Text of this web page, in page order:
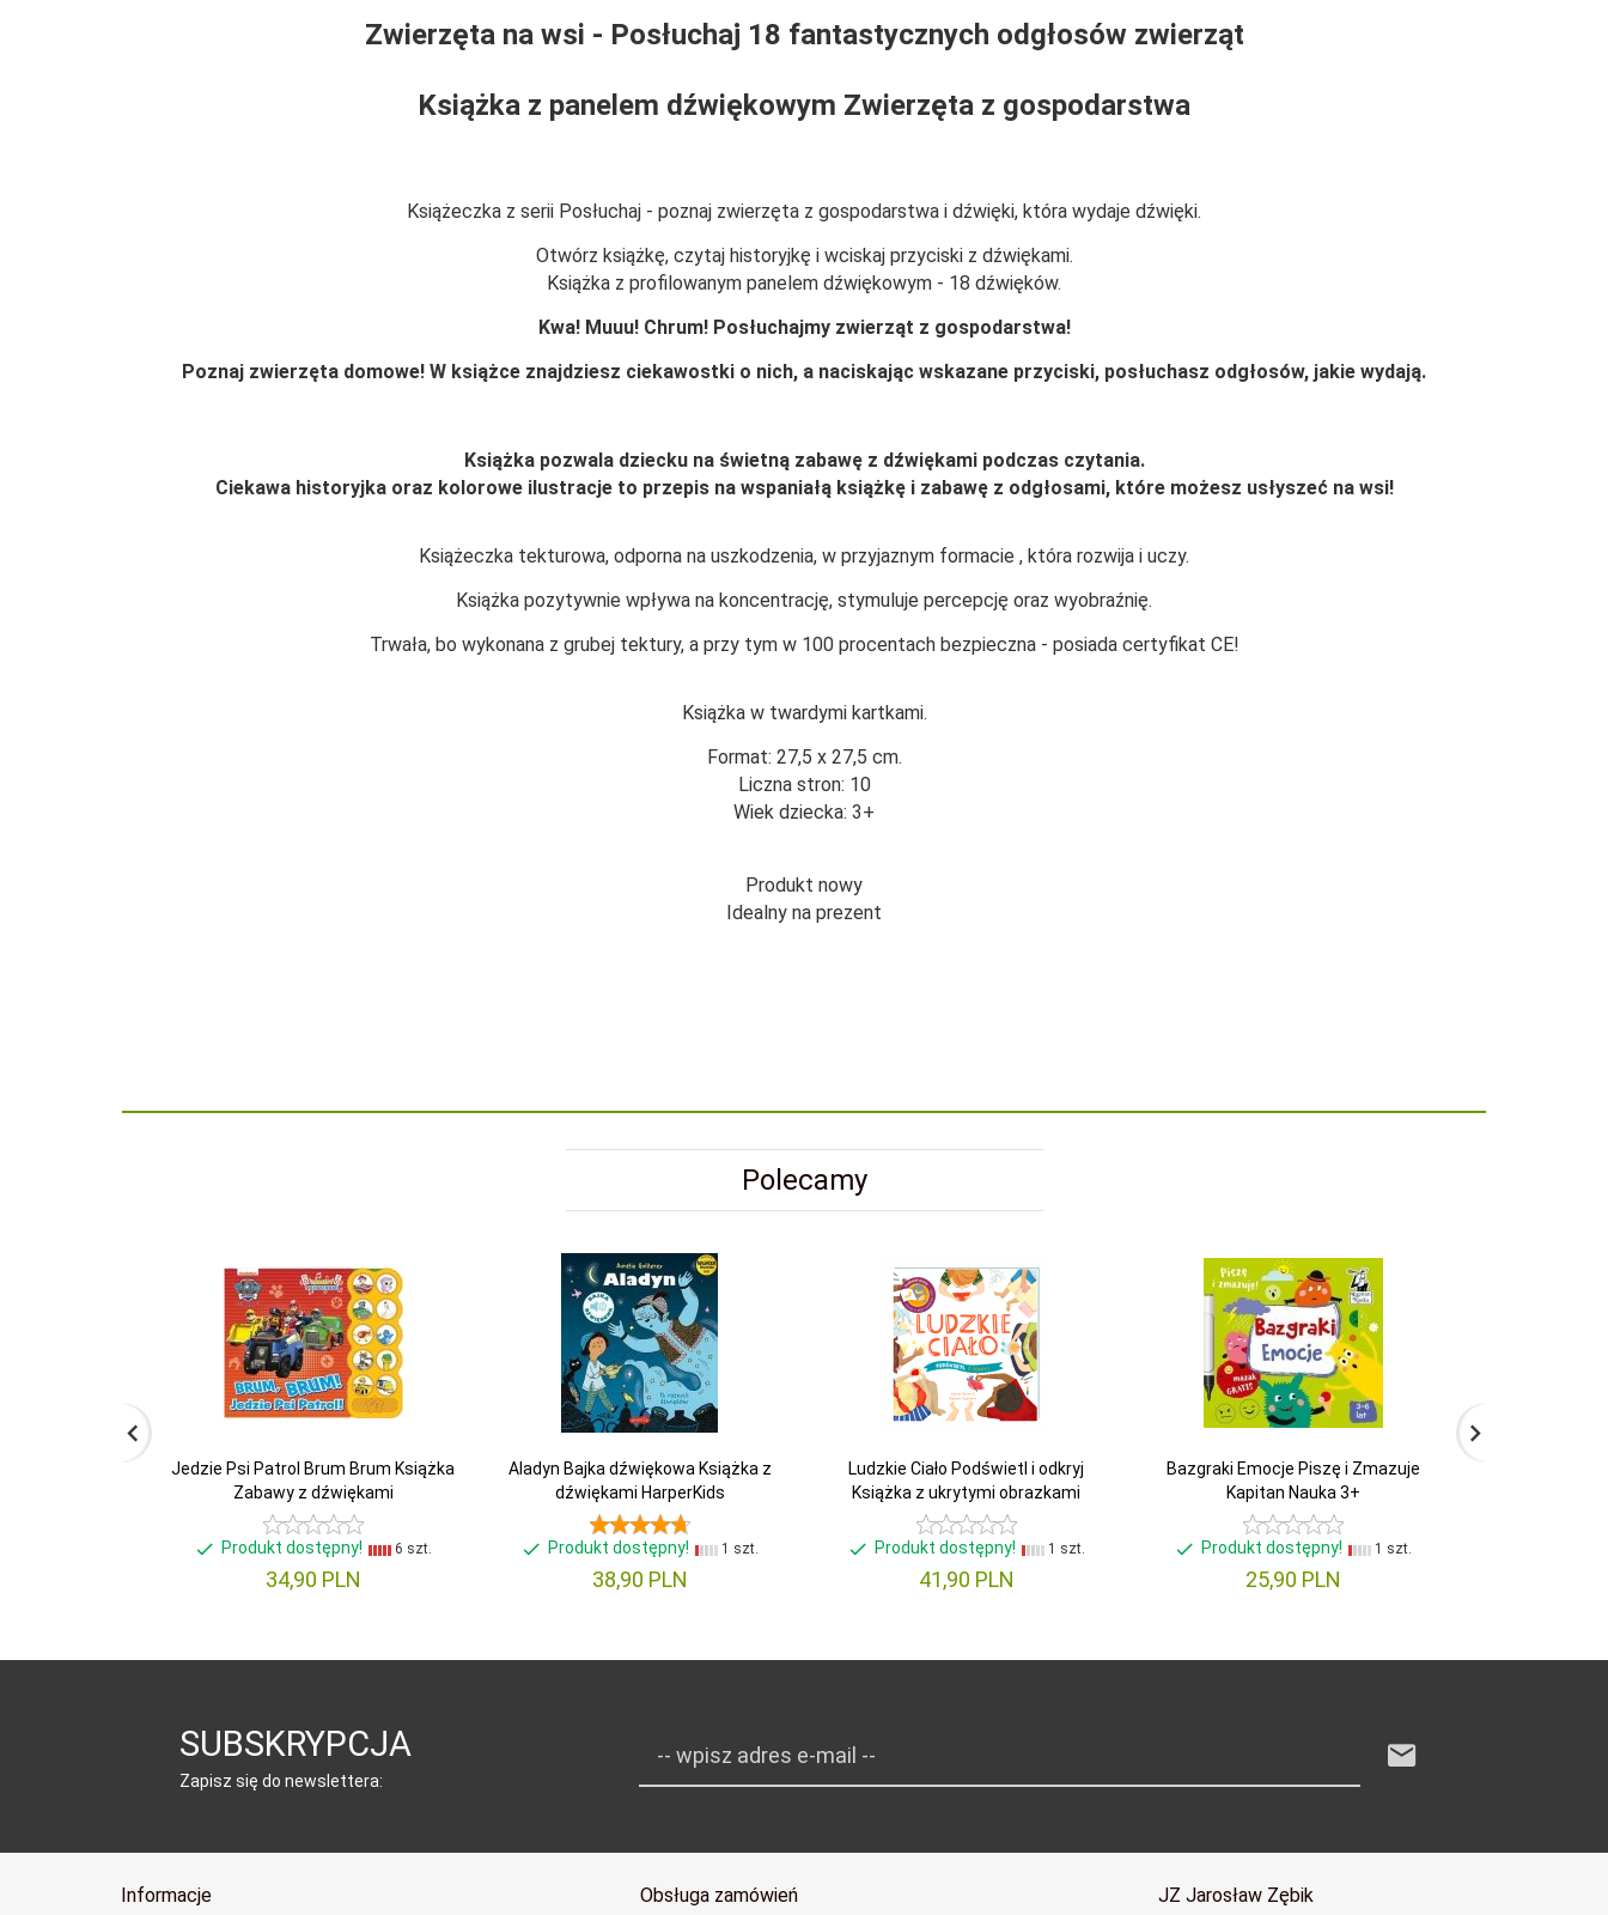
Zwierzęta na wsi - Posłuchaj 18 fantastycznych odgłosów zwierząt
Książka z panelem dźwiękowym Zwierzęta z gospodarstwa
Książeczka z serii Posłuchaj - poznaj zwierzęta z gospodarstwa i dźwięki, która wydaje dźwięki.
Otwórz książkę, czytaj historyjkę i wciskaj przyciski z dźwiękami.
Książka z profilowanym panelem dźwiękowym - 18 dźwięków.
Kwa! Muuu! Chrum! Posłuchajmy zwierząt z gospodarstwa!
Poznaj zwierzęta domowe! W książce znajdziesz ciekawostki o nich, a naciskając wskazane przyciski, posłuchasz odgłosów, jakie wydają.
Książka pozwala dziecku na świetną zabawę z dźwiękami podczas czytania.
Ciekawa historyjka oraz kolorowe ilustracje to przepis na wspaniałą książkę i zabawę z odgłosami, które możesz usłyszeć na wsi!
Książeczka tekturowa, odporna na uszkodzenia, w przyjaznym formacie , która rozwija i uczy.
Książka pozytywnie wpływa na koncentrację, stymuluje percepcję oraz wyobraźnię.
Trwała, bo wykonana z grubej tektury, a przy tym w 100 procentach bezpieczna - posiada certyfikat CE!
Książka w twardymi kartkami.
Format: 27,5 x 27,5 cm.
Liczna stron: 10
Wiek dziecka: 3+
Produkt nowy
Idealny na prezent
Polecamy
Jedzie Psi Patrol Brum Brum Książka
Zabawy z dźwiękami
Produkt dostępny! 6 szt.
34,90 PLN
Aladyn Bajka dźwiękowa Książka z
dźwiękami HarperKids
Produkt dostępny! 1 szt.
38,90 PLN
Ludzkie Ciało Podświetl i odkryj
Książka z ukrytymi obrazkami
Produkt dostępny! 1 szt.
41,90 PLN
Bazgraki Emocje Piszę i Zmazuje
Kapitan Nauka 3+
Produkt dostępny! 1 szt.
25,90 PLN
SUBSKRYPCJA
Zapisz się do newslettera:
-- wpisz adres e-mail --
Informacje Obsługa zamówień JZ Jarosław Zębik